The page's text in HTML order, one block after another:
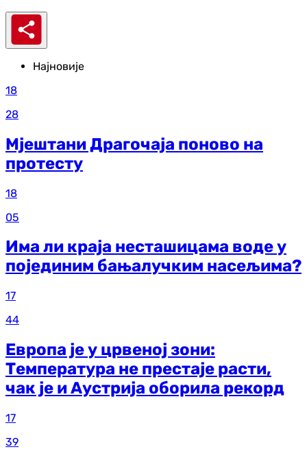
Најновије
18
28
Мјештани Драгочаја поново на
протесту
18
05
Има ли краја несташицама воде у
појединим бањалучким насељима?
17
44
Европа је у црвеној зони:
Температура не престаје расти,
чак је и Аустрија оборила рекорд
17
39